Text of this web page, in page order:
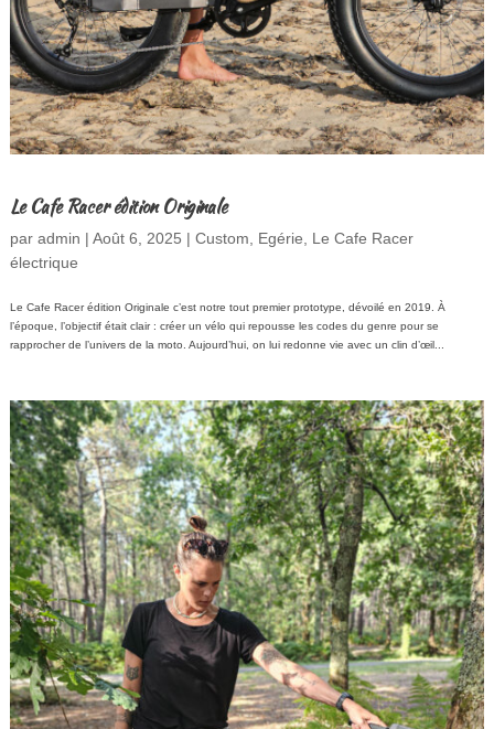
Le Cafe Racer édition Originale
par admin | Août 6, 2025 | Custom, Egérie, Le Cafe Racer
électrique
Le Cafe Racer édition Originale c’est notre tout premier prototype, dévoilé en 2019. À
l’époque, l’objectif était clair : créer un vélo qui repousse les codes du genre pour se
rapprocher de l’univers de la moto. Aujourd’hui, on lui redonne vie avec un clin d’œil...